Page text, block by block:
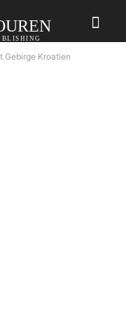
Gebirge Kroatien